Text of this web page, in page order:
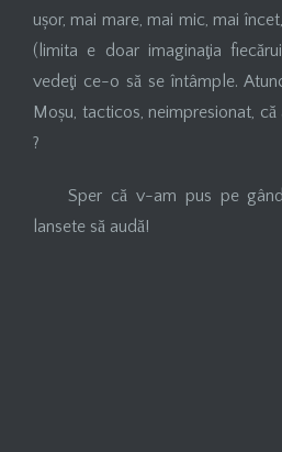
ușor, mai mare, mai mic, mai
(limita e doar imaginaţia
vedeţi ce-o să se întâmple.
Moșu, tacticos, neimpresionat,
?
Sper că v-am pus pe
lansete să audă!